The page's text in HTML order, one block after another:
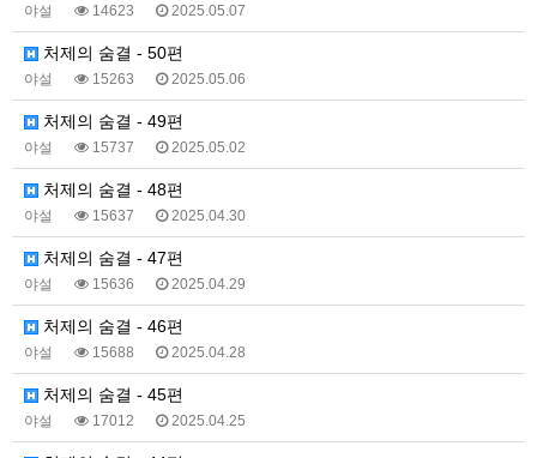
야설 14623 2025.05.07
처제의 숨결 - 50편
야설 15263 2025.05.06
처제의 숨결 - 49편
야설 15737 2025.05.02
처제의 숨결 - 48편
야설 15637 2025.04.30
처제의 숨결 - 47편
야설 15636 2025.04.29
처제의 숨결 - 46편
야설 15688 2025.04.28
처제의 숨결 - 45편
야설 17012 2025.04.25